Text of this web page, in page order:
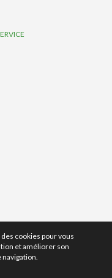
DES MAJEURS SOUS
cookies pour vous
et améliorer son